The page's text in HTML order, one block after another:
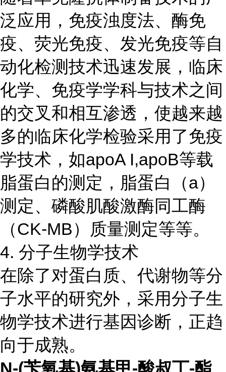
泛应用，免疫浊度法、酶免
疫、荧光免疫、发光免疫等自
动化检测技术迅速发展，临床
化学、免疫学学科与技术之间
的交叉和相互渗透，使越来越
多的临床化学检验采用了免疫
学技术，如apoA I,apoB等载
脂蛋白的测定，脂蛋白（a）
测定、磷酸肌酸激酶同工酶
（CK-MB）质量测定等等。
4. 分子生物学技术
在除了对蛋白质、代谢物等分
子水平的研究外，采用分子生
物学技术进行基因诊断，正趋
向于成熟。
N-(苄氧基)氨基甲-酸叔丁-酯